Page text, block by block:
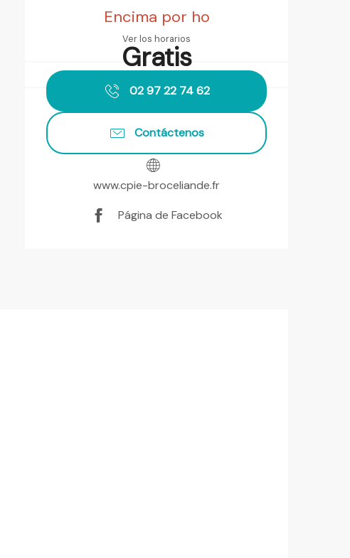
Encima por ho
Ver los horarios
Gratis
02 97 22 74 62
Contáctenos
www.cpie-broceliande.fr
Página de Facebook